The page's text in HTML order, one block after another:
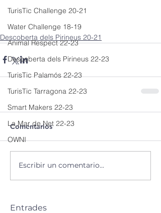
TurisTic Challenge 20-21
Water Challenge 18-19
Animal Respect 22-23
Descoberta dels Pirineus 22-23
TurisTic Palamós 22-23
TurisTic Tarragona 22-23
Smart Makers 22-23
La Mar de Net 22-23
OWNI
Descoberta dels Pirineus 20-21
Comentarios
Escribir un comentario...
Entrades